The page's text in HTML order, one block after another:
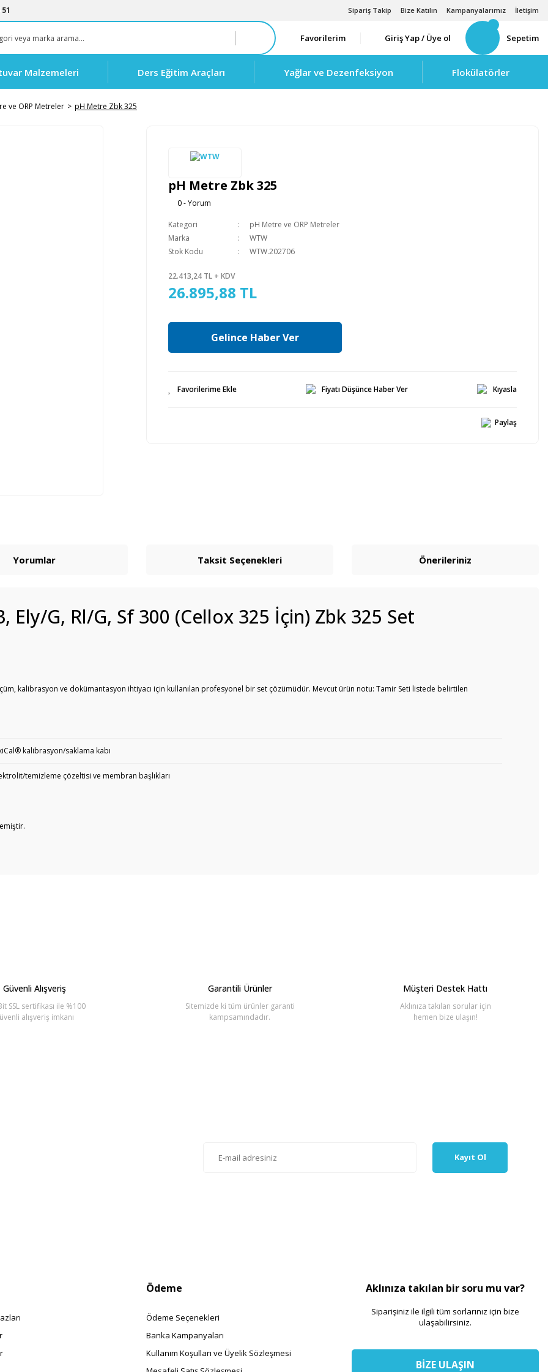
Sipariş Takip Bize Katılın Kampanyalarımız İletişim
Favorilerim Giriş Yap / Üye ol Sepetim
Malzemeleri Ders Eğitim Araçları Yağlar ve Dezenfeksiyon Flokülatörler
ve ORP Metreler pH Metre Zbk 325
pH Metre Zbk 325
0 - Yorum
Kategori
pH Metre ve ORP Metreler
Marka
WTW
Stok Kodu
WTW.202706
22.413,24 TL + KDV
26.895,88 TL
Gelince Haber Ver
Fiyatı Düşünce Haber Ver Kıyasla
Paylaş
Yorumlar Taksit Seçenekleri Önerileriniz
Ely/G, Rl/G, Sf 300 (Cellox 325 İçin) Zbk 325 Set
kalibrasyon ve dokümantasyon ihtiyacı için kullanılan profesyonel bir set çözümüdür. Mevcut ürün notu: Tamir Seti listede belirtilen
kalibrasyon/saklama kabı
temizleme çözeltisi ve membran başlıkları
Güvenli Alışveriş
SSL sertifikası ile %100
alışveriş imkanı
Garantili Ürünler
Sitemizde ki tüm ürünler garanti
kampsamındadır.
Müşteri Destek Hattı
Aklınıza takılan sorular için
hemen bize ulaşın!
Kayıt Ol
Ödeme
Ödeme Seçenekleri
Banka Kampanyaları
Kullanım Koşulları ve Üyelik Sözleşmesi
Aklınıza takılan bir soru mu var?
Siparişiniz ile ilgili tüm sorlarınız için bize
ulaşabilirsiniz.
BİZE ULAŞIN